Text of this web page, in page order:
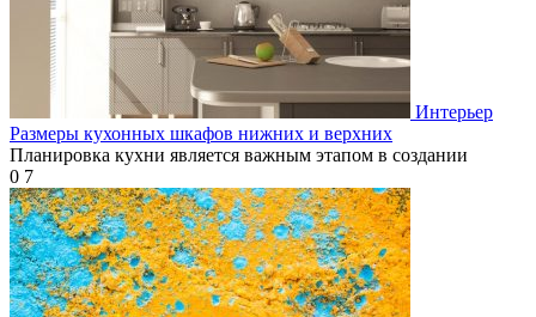
Интерьер
Размеры кухонных шкафов нижних и верхних
Планировка кухни является важным этапом в создании
0 7